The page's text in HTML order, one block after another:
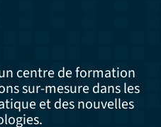
centre de formation
sur-mesure dans les
et des nouvelles